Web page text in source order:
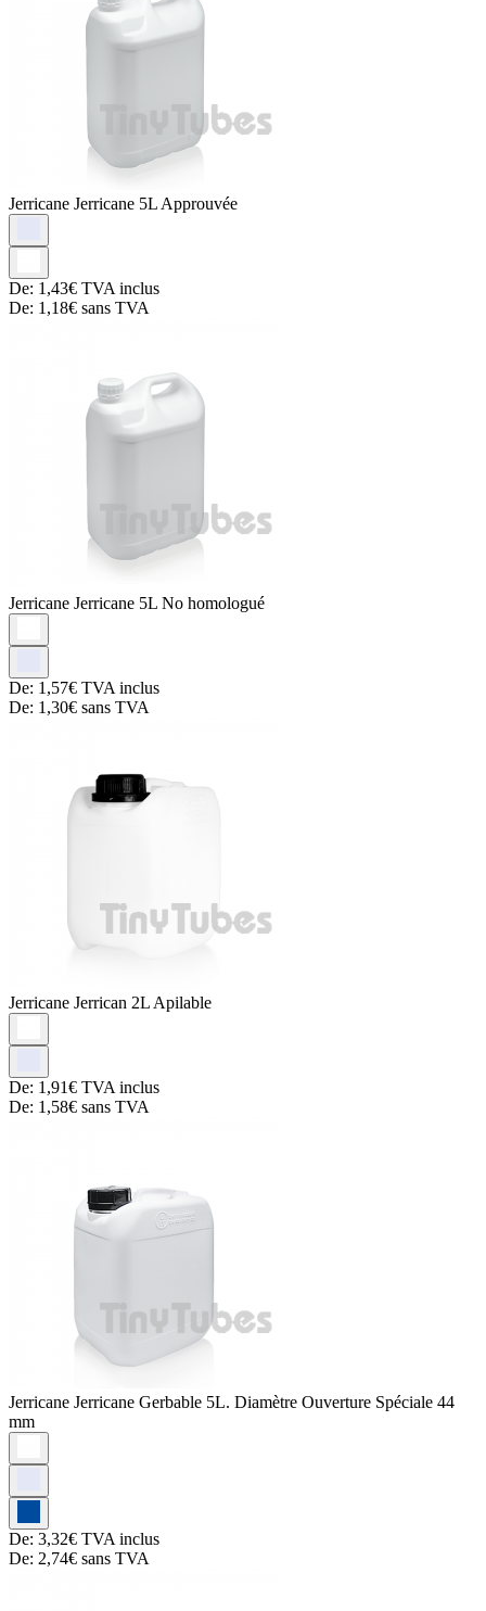
Jerricane Jerricane 5L Approuvée
De: 1,43€ TVA inclus
De: 1,18€ sans TVA
Jerricane Jerricane 5L No homologué
De: 1,57€ TVA inclus
De: 1,30€ sans TVA
Jerricane Jerrican 2L Apilable
De: 1,91€ TVA inclus
De: 1,58€ sans TVA
Jerricane Jerricane Gerbable 5L. Diamètre Ouverture Spéciale 44
mm
De: 3,32€ TVA inclus
De: 2,74€ sans TVA